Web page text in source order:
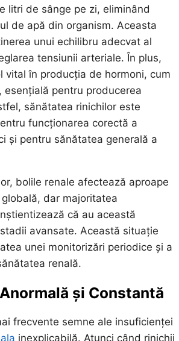
litri de sânge pe zi, eliminând
de apă din organism. Aceasta
unui echilibru adecvat al
tensiunii arteriale. În plus,
vital în producția de hormoni, cum
esențială pentru producerea
sănătatea rinichilor este
funcționarea corectă a
și pentru sănătatea generală a
bolile renale afectează aproape
dar majoritatea
că au această
avansate. Această situație
unei monitorizări periodice și a
renală.
și Constantă
frecvente semne ale insuficienței
inexplicabilă. Atunci când rinichii